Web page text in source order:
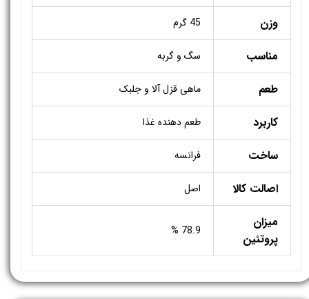
وزن 45 گرم
مناسب سگ و گربه
طعم ماهی قزل آلا و جلبک
کاربرد طعم دهنده غذا
ساخت فرانسه
اصالت کالا اصل
میزان
پروتئین
78.9 %